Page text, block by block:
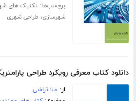
برچسب‌ها: تکنیک های
شهرسازی، طراحی شهری
دانلود کتاب معرفی رویکرد طراحی
از: منا تراشی